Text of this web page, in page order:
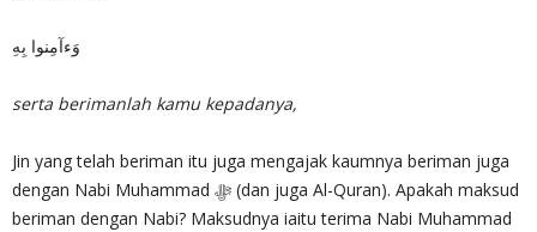
وَءآمِنوا بِهِ
serta berimanlah kamu kepadanya,
Jin yang telah beriman itu juga mengajak kaumnya beriman juga
dengan Nabi Muhammad ﷻ (dan juga Al-Quran). Apakah maksud
beriman dengan Nabi? Maksudnya iaitu terima Nabi Muhammad